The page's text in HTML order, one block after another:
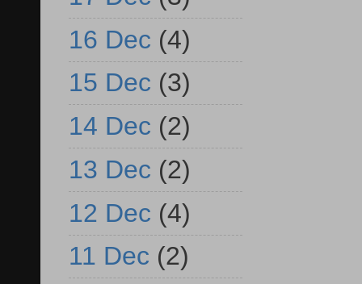
16 Dec (4)
15 Dec (3)
14 Dec (2)
13 Dec (2)
12 Dec (4)
11 Dec (2)